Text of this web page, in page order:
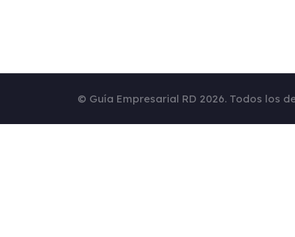
© Guía Empresarial RD 2026. Todos los